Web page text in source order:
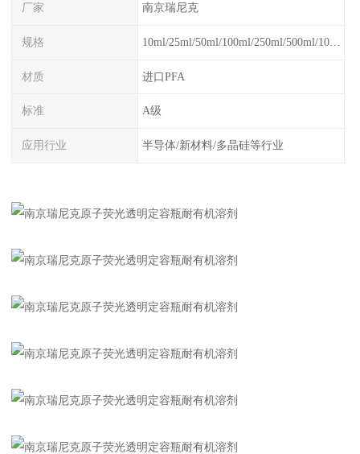
厂家 南京瑞尼克
规格 10ml/25ml/50ml/100ml/250ml/500ml/1000ml
材质 进口PFA
标准 A级
应用行业 半导体/新材料/多晶硅等行业